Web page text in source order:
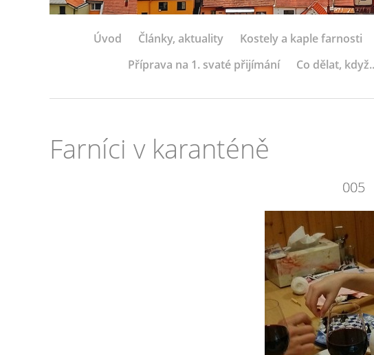
Úvod Články, aktuality Kostely a kaple farnosti
Příprava na 1. svaté přijímání
Co dělat,
Farníci v karanténě
005